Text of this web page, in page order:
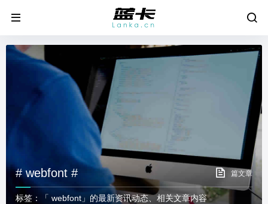
# webfont # 篇文章
标签：「 webfont」的最新资讯动态、相关文章内容